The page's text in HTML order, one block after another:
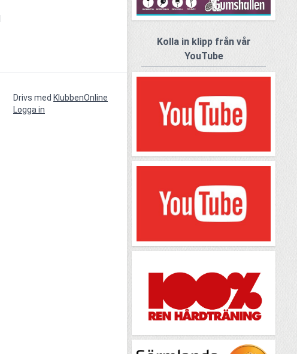
Drivs med KlubbenOnline
Logga in
Kolla in klipp från vår
YouTube